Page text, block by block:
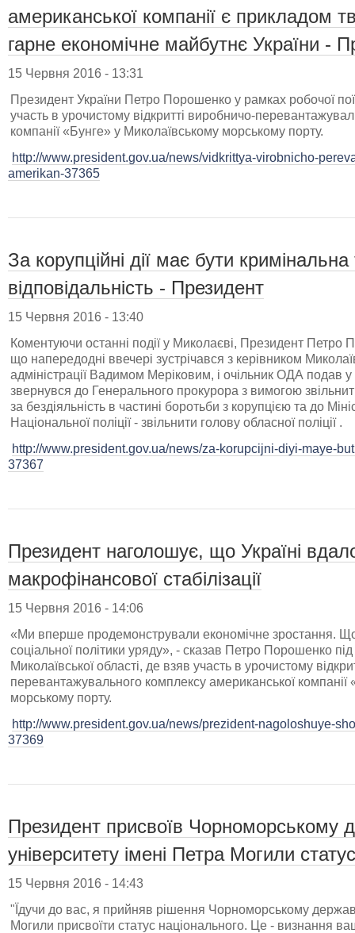
американської компанії є прикладом
гарне економічне майбутнє України -
15 Червня 2016 - 13:31
Президент України Петро Порошенко у рамках робочої
участь в урочистому відкритті виробничо-
компанії «Бунге» у Миколаївському морському порту.
http://www.president.gov.ua/news/vidkrittya-virobnicho-
amerikan-37365
За корупційні дії має бути
відповідальність - Президент
15 Червня 2016 - 13:40
Коментуючи останні події у Миколаєві, Президент
що напередодні ввечері зустрічався з керівником
адміністрації Вадимом Меріковим, і очільник ОДА подав
звернувся до Генерального прокурора з вимогою
за бездіяльність в частині боротьби з корупцією та до
Національної поліції - звільнити голову обласної поліції .
http://www.president.gov.ua/news/za-korupcijni-diyi-maye-
37367
Президент наголошує, що Україні
макрофінансової стабілізації
15 Червня 2016 - 14:06
«Ми вперше продемонстрували економічне зростання.
соціальної політики уряду», - сказав Петро Порошенко під
Миколаївської області, де взяв участь в урочистому
перевантажувального комплексу американської компанії
морському порту.
http://www.president.gov.ua/news/prezident-nagoloshuye-
37369
Президент присвоїв Чорноморському
університету імені Петра Могили
15 Червня 2016 - 14:43
"Їдучи до вас, я прийняв рішення Чорноморському
Могили присвоїти статус національного. Це - визнання